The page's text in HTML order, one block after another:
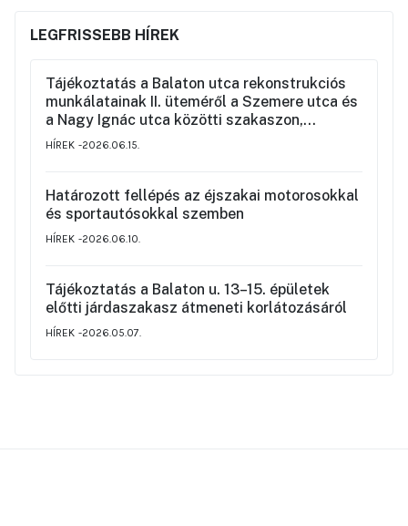
LEGFRISSEBB HÍREK
Tájékoztatás a Balaton utca rekonstrukciós
munkálatainak II. üteméről a Szemere utca és
a Nagy Ignác utca közötti szakaszon,
valamint a környék ideiglenes forgalmi
HÍREK 2026.06.15.
Határozott fellépés az éjszakai motorosokkal
és sportautósokkal szemben
HÍREK 2026.06.10.
Tájékoztatás a Balaton u. 13–15. épületek
előtti járdaszakasz átmeneti korlátozásáról
HÍREK 2026.05.07.